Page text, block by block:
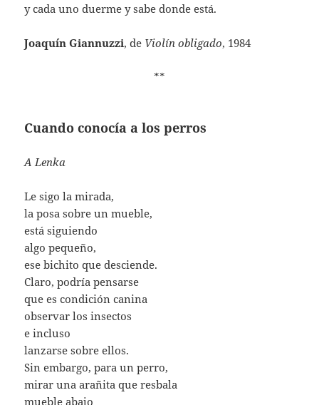
y cada uno duerme y sabe donde está.
Joaquín Giannuzzi, de Violín obligado, 1984
**
Cuando conocía a los perros
A Lenka
Le sigo la mirada,
la posa sobre un mueble,
está siguiendo
algo pequeño,
ese bichito que desciende.
Claro, podría pensarse
que es condición canina
observar los insectos
e incluso
lanzarse sobre ellos.
Sin embargo, para un perro,
mirar una arañita que resbala
mueble abajo